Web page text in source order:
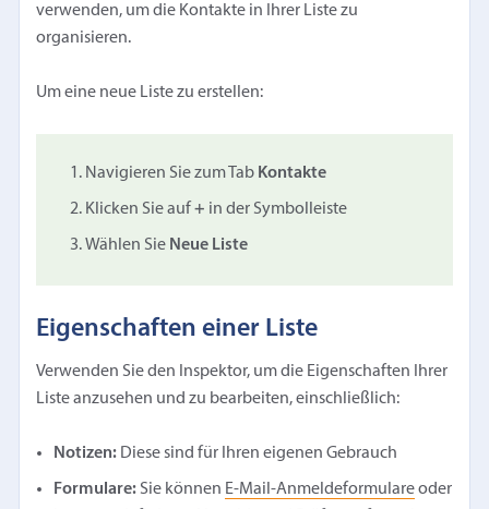
verwenden, um die Kontakte in Ihrer Liste zu
organisieren.
Um eine neue Liste zu erstellen:
Navigieren Sie zum Tab Kontakte
Klicken Sie auf+ in der Symbolleiste
Wählen Sie Neue Liste
Eigenschaften einer Liste
Verwenden Sie den Inspektor, um die Eigenschaften Ihrer
Liste anzusehen und zu bearbeiten, einschließlich:
Notizen: Diese sind für Ihren eigenen Gebrauch
Formulare: Sie können E-Mail-Anmeldeformulareoder